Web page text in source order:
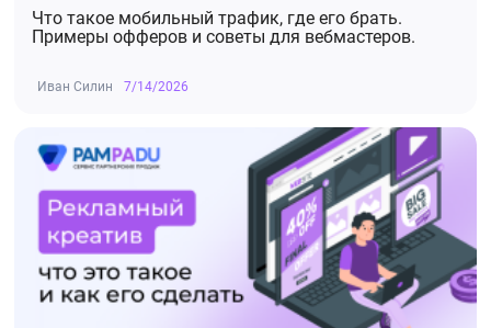
ШОПИНГЛАЙВ-500- Сделайте свой первый заказ на
Срок действия: до 31.07.2025.
Обновление рекламных материалов❗ 05.05.2025, 13:20:56
На оффере Shopping Live следующие
обновления:
Что такое мобильный трафик, где его брать.
Примеры офферов и советы для вебмастеров.
Иван Силин 7/14/2026